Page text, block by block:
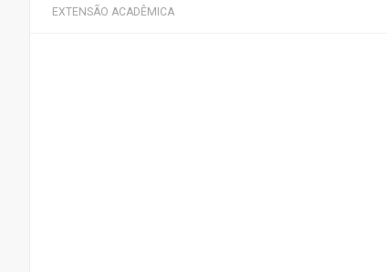
EXTENSÃO ACADÊMICA